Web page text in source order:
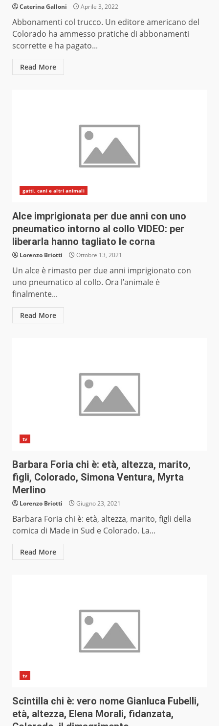
Caterina Galloni Aprile 3, 2022
Abbonamenti col trucco. Un editore americano del
Colorado ha ammesso pratiche di abbonamenti
scorrette e ha pagato...
Read More
gatti, cani e altri animali
Alce imprigionata per due anni con uno
pneumatico intorno al collo VIDEO: per
liberarla hanno tagliato le corna
Lorenzo Briotti Ottobre 13, 2021
Un alce è rimasto per due anni imprigionato con
uno pneumatico al collo. Ora l’animale è
finalmente...
Read More
tv
Barbara Foria chi è: età, altezza, marito,
figli, Colorado, Simona Ventura, Myrta
Merlino
Lorenzo Briotti Giugno 23, 2021
Barbara Foria chi è: età, altezza, marito, figli della
comica di Made in Sud e Colorado. La...
Read More
tv
Scintilla chi è: vero nome Gianluca Fubelli,
età, altezza, Elena Morali, fidanzata,